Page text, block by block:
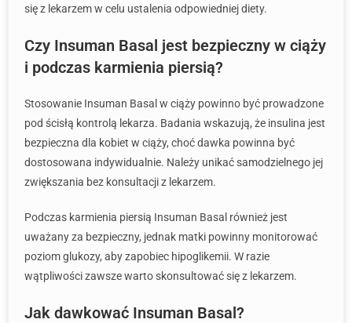
się z lekarzem w celu ustalenia odpowiedniej diety.
Czy Insuman Basal jest bezpieczny w ciąży
i podczas karmienia piersią?
Stosowanie Insuman Basal w ciąży powinno być prowadzone
pod ścisłą kontrolą lekarza. Badania wskazują, że insulina jest
bezpieczna dla kobiet w ciąży, choć dawka powinna być
dostosowana indywidualnie. Należy unikać samodzielnego jej
zwiększania bez konsultacji z lekarzem.
Podczas karmienia piersią Insuman Basal również jest
uważany za bezpieczny, jednak matki powinny monitorować
poziom glukozy, aby zapobiec hipoglikemii. W razie
wątpliwości zawsze warto skonsultować się z lekarzem.
Jak dawkować Insuman Basal?